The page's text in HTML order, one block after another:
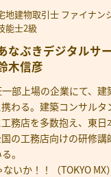
地建物取引士 ファイナン
能士2級
なぶきデジタルサ
木信彦
部上場の企業にて、建
わる。建築コンサルタ
務店を多数抱え、東日
の工務店向けの研修講
。
いか！！（TOKYO MX